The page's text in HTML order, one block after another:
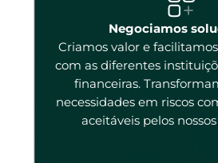
Negociamos
Criamos valor e
com as diferentes
financeiras.
necessidades em riscos
aceitáveis pelos